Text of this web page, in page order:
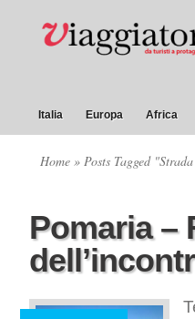
Italia Europa Africa
Home » Posts Tagged
Pomaria –